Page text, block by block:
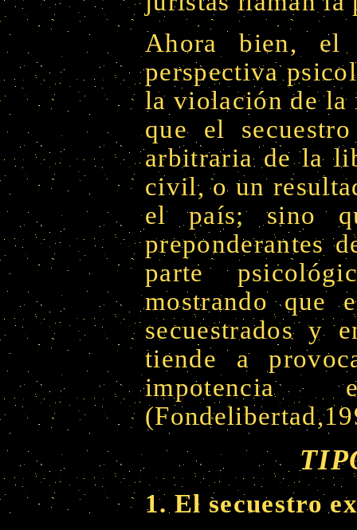
Ahora bien, el
perspectiva
la violación de la
que el
arbitraria de la
civil, o un
el país; sino
preponderantes
parte
mostrando que
secuestrados y
tiende a
1. El secuestro